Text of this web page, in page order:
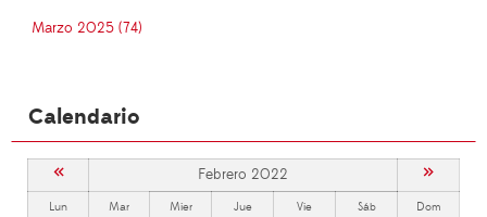
Marzo 2025 (74)
Calendario
« Febrero 2022 »
Lun Mar Mier Jue Vie Sáb Dom